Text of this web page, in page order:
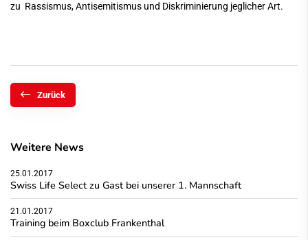
zu Rassismus, Antisemitismus und Diskriminierung jeglicher Art.
Zurück
Weitere News
25.01.2017
Swiss Life Select zu Gast bei unserer 1. Mannschaft
21.01.2017
Training beim Boxclub Frankenthal